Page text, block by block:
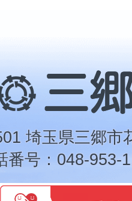
三
埼玉県三郷市
番号：048-953-